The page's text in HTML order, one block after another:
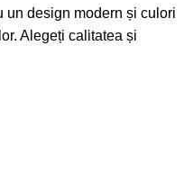
un design modern și culori
Alegeți calitatea și